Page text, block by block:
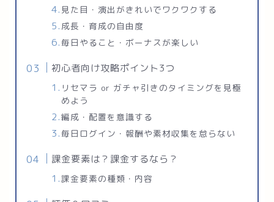
見た目・演出がきれいでワクワクする
成長・育成の自由度
毎日やること・ボーナスが楽しい
初心者向け攻略ポイント3つ
リセマラ or ガチャ引きのタイミングを見極
めよう
編成・配置を意識する
毎日ログイン・報酬や素材収集を怠らない
課金要素は？課金するなら？
課金要素の種類・内容